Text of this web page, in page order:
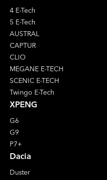
4 E-Tech
5 E-Tech
AUSTRAL
CAPTUR
CLIO
MEGANE E-TECH
SCENIC E-TECH
Twingo E-Tech
XPENG
G6
G9
P7+
Dacia
Duster